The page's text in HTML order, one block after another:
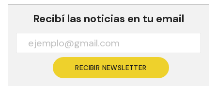
Recibí las noticias en tu email
RECIBIR NEWSLETTER